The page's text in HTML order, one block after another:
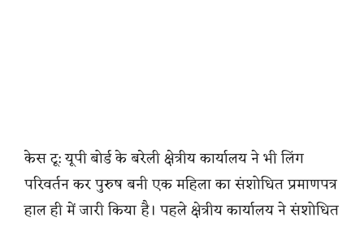
केस टू: यूपी बोर्ड के बरेली क्षेत्रीय कार्यालय ने भी लिंग
परिवर्तन कर पुरुष बनी एक महिला का संशोधित प्रमाणपत्र
हाल ही में जारी किया है। पहले क्षेत्रीय कार्यालय ने संशोधित